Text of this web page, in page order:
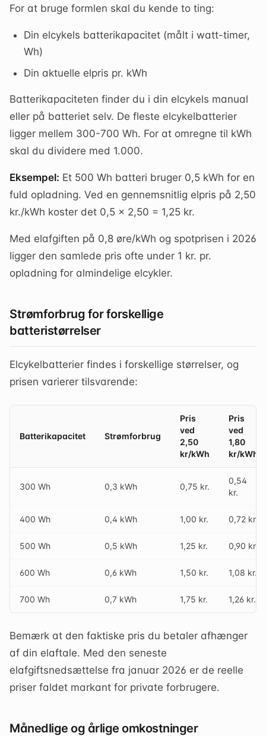
For at bruge formlen skal du kende to ting:
Din elcykels batterikapacitet (målt i watt-timer,
Wh)
Din aktuelle elpris pr. kWh
Batterikapaciteten finder du i din elcykels manual
eller på batteriet selv. De fleste elcykelbatterier
ligger mellem 300-700 Wh. For at omregne til kWh
skal du dividere med 1.000.
Eksempel: Et 500 Wh batteri bruger 0,5 kWh for en
fuld opladning. Ved en gennemsnitlig elpris på 2,50
kr./kWh koster det 0,5 × 2,50 = 1,25 kr.
Med elafgiften på 0,8 øre/kWh og spotprisen i 2026
ligger den samlede pris ofte under 1 kr. pr.
opladning for almindelige elcykler.
Strømforbrug for forskellige
batteristørrelser
Elcykelbatterier findes i forskellige størrelser, og
prisen varierer tilsvarende:
Batterikapacitet Strømforbrug
Pris
ved
2,50
kr/kWh
Pris
ved
1,80
kr/kWh
300 Wh 0,3 kWh 0,75 kr.
0,54
kr.
400 Wh 0,4 kWh 1,00 kr. 0,72 kr.
500 Wh 0,5 kWh 1,25 kr. 0,90 kr.
600 Wh 0,6 kWh 1,50 kr. 1,08 kr.
700 Wh 0,7 kWh 1,75 kr. 1,26 kr.
Bemærk at den faktiske pris du betaler afhænger
af din elaftale. Med den seneste
elafgiftsnedsættelse fra januar 2026 er de reelle
priser faldet markant for private forbrugere.
Månedlige og årlige omkostninger